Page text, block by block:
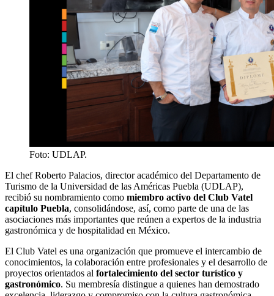
Foto: UDLAP.
El chef Roberto Palacios, director académico del Departamento de
Turismo de la Universidad de las Américas Puebla (UDLAP),
recibió su nombramiento como miembro activo del Club Vatel
capítulo Puebla, consolidándose, así, como parte de una de las
asociaciones más importantes que reúnen a expertos de la industria
gastronómica y de hospitalidad en México.
El Club Vatel es una organización que promueve el intercambio de
conocimientos, la colaboración entre profesionales y el desarrollo de
proyectos orientados al fortalecimiento del sector turístico y
gastronómico. Su membresía distingue a quienes han demostrado